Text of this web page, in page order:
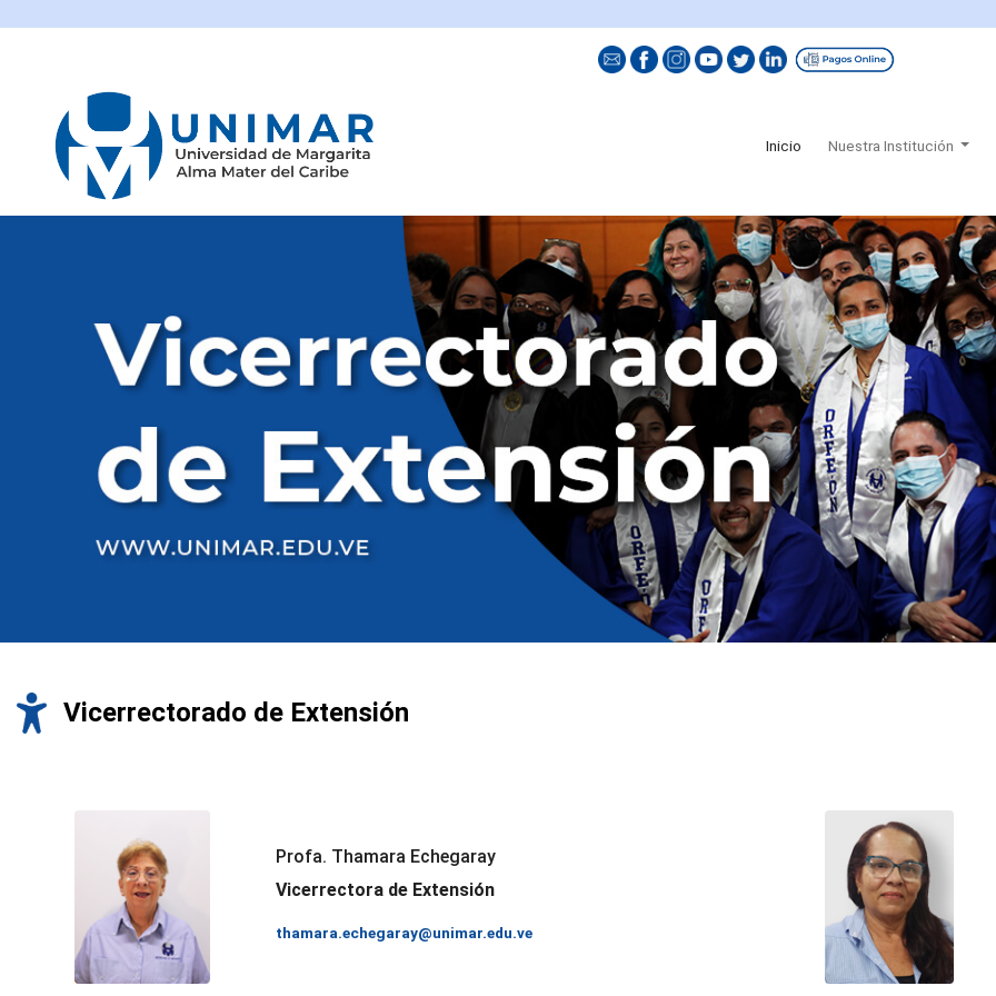
Inicio(current)Nuestra Institución
Vicerrectorado de Extensión
Profa. Thamara Echegaray
Vicerrectora de Extensión
thamara.echegaray@unimar.edu.ve